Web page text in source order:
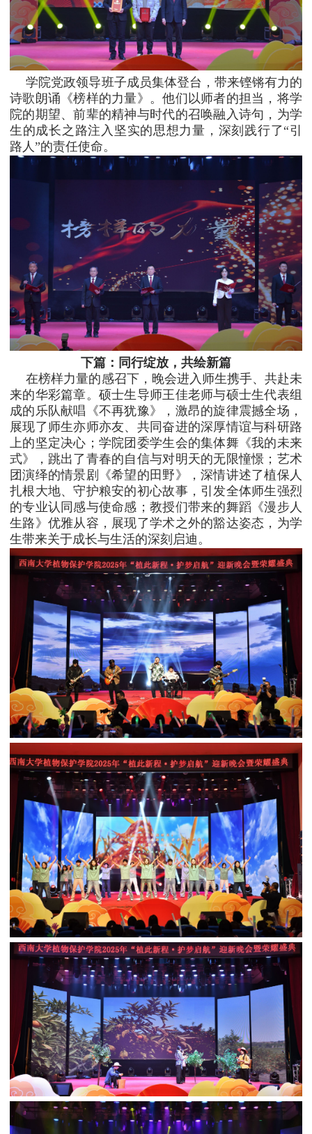
学院党政领导班子成员集体登台，带来铿锵有力的
诗歌朗诵《榜样的力量》。他们以师者的担当，将学
院的期望、前辈的精神与时代的召唤融入诗句，为学
生的成长之路注入坚实的思想力量，深刻践行了“引
路人”的责任使命。
下篇：同行绽放，共绘新篇
在榜样力量的感召下，晚会进入师生携手、共赴未
来的华彩篇章。硕士生导师王佳老师与硕士生代表组
成的乐队献唱《不再犹豫》，激昂的旋律震撼全场，
展现了师生亦师亦友、共同奋进的深厚情谊与科研路
上的坚定决心；学院团委学生会的集体舞《我的未来
式》，跳出了青春的自信与对明天的无限憧憬；艺术
团演绎的情景剧《希望的田野》，深情讲述了植保人
扎根大地、守护粮安的初心故事，引发全体师生强烈
的专业认同感与使命感；教授们带来的舞蹈《漫步人
生路》优雅从容，展现了学术之外的豁达姿态，为学
生带来关于成长与生活的深刻启迪。